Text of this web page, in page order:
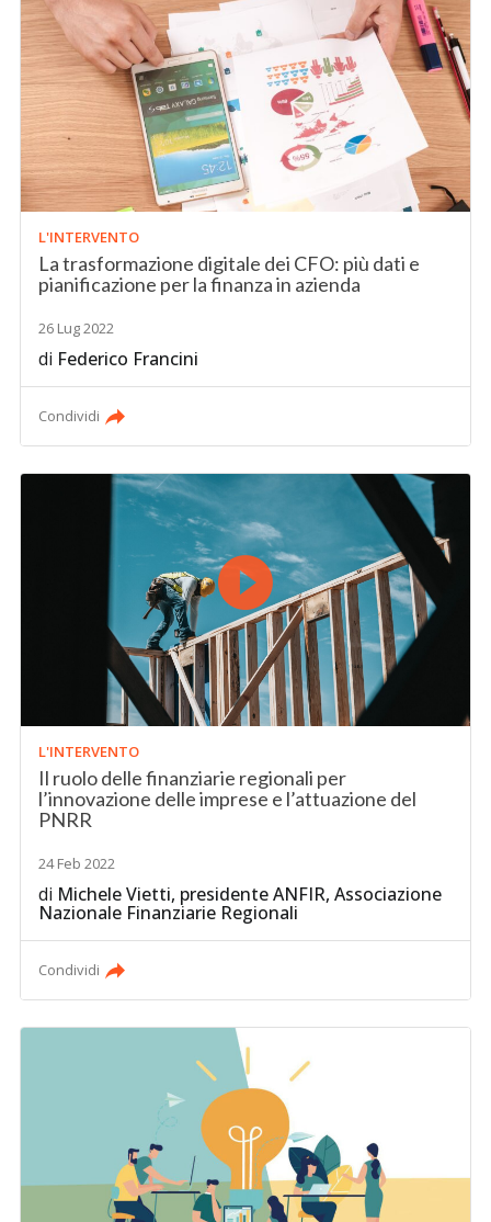
L'INTERVENTO
La trasformazione digitale dei CFO: più dati e
pianificazione per la finanza in azienda
26 Lug 2022
di Federico Francini
Condividi
L'INTERVENTO
Il ruolo delle finanziarie regionali per
l’innovazione delle imprese e l’attuazione del
PNRR
24 Feb 2022
di Michele Vietti, presidente ANFIR, Associazione
Nazionale Finanziarie Regionali
Condividi